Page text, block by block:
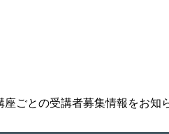
ごとの受講者募集情報をお知